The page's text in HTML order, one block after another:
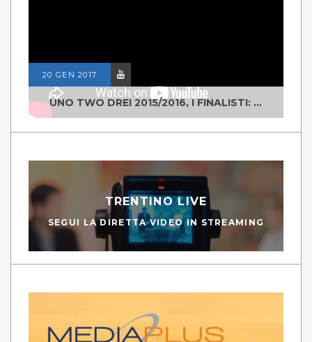
20 GEN 2017
UNO TWO DREI 2015/2016, I FINALISTI: CLASSE IV ALS ISTITUTO "DEGASPERI" BORGO VALSUGANA
TRENTINO LIVE
SEGUI LA DIRETTA VIDEO IN STREAMING